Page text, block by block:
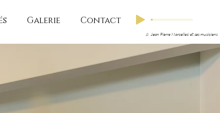
Galerie Contact
♫ Jean Pierre Marcellesi et ses musiciens